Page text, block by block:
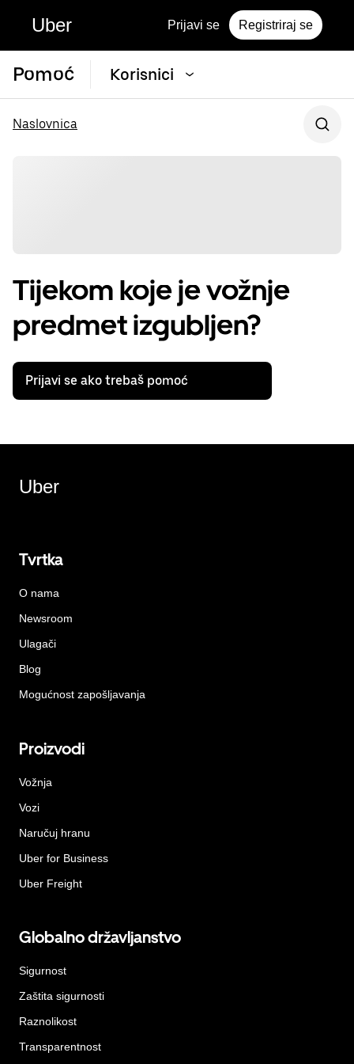
Uber Prijavi se Registriraj se
Pomoć Korisnici
Naslovnica
Tijekom koje je vožnje
predmet izgubljen?
Prijavi se ako trebaš pomoć
Uber
Tvrtka
O nama
Newsroom
Ulagači
Blog
Mogućnost zapošljavanja
Proizvodi
Vožnja
Vozi
Naručuj hranu
Uber for Business
Uber Freight
Globalno državljanstvo
Sigurnost
Zaštita sigurnosti
Raznolikost
Transparentnost